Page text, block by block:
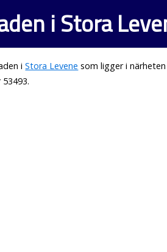
i Stora
iStora Levene som ligger i